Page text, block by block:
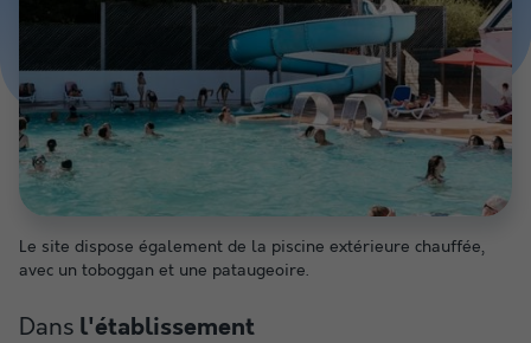
Le site dispose également de la piscine extérieure chauffée,
avec un toboggan et une pataugeoire.
Dans l'établissement